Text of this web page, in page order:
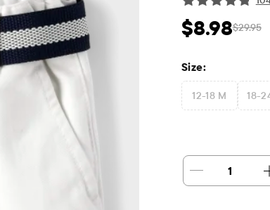
Prix ​​de vente:
$8.98 Prix
$29.95
Size:
12-18 M 18-
1